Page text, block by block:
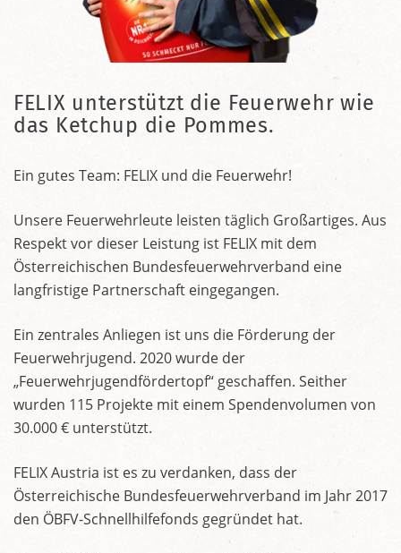
FELIX unterstützt die Feuerwehr wie
das Ketchup die Pommes.
Ein gutes Team: FELIX und die Feuerwehr!
Unsere Feuerwehrleute leisten täglich Großartiges. Aus
Respekt vor dieser Leistung ist FELIX mit dem
Österreichischen Bundesfeuerwehrverband eine
langfristige Partnerschaft eingegangen.
Ein zentrales Anliegen ist uns die Förderung der
Feuerwehrjugend. 2020 wurde der
„Feuerwehrjugendfördertopf“ geschaffen. Seither
wurden 115 Projekte mit einem Spendenvolumen von
30.000 € unterstützt.
FELIX Austria ist es zu verdanken, dass der
Österreichische Bundesfeuerwehrverband im Jahr 2017
den ÖBFV-Schnellhilfefonds gegründet hat.